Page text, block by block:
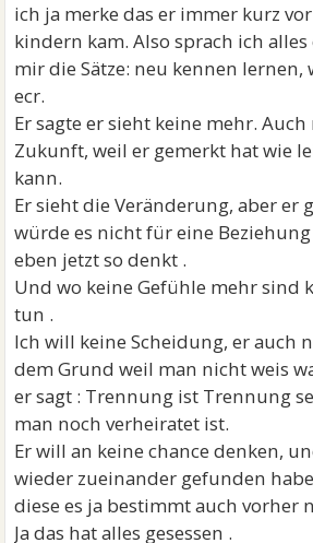
ich ja merke das er immer kurz
kindern kam. Also sprach ich
mir die Sätze: neu kennen lernen,
ecr.
Er sagte er sieht keine mehr.
Zukunft, weil er gemerkt hat wie
kann.
Er sieht die Veränderung, aber er
würde es nicht für eine
eben jetzt so denkt .
Und wo keine Gefühle mehr sind
tun .
Ich will keine Scheidung, er auch
dem Grund weil man nicht weis
er sagt : Trennung ist Trennung
man noch verheiratet ist.
Er will an keine chance denken,
wieder zueinander gefunden
diese es ja bestimmt auch vorher
Ja das hat alles gesessen .